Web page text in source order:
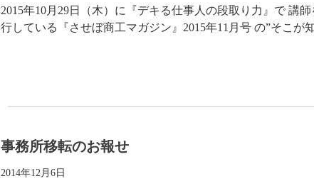
2015年10月29日（木）に『デキる仕事人の段取り力』で 講
行している『させぼ商工マガジン』2015年11月号 の”そこ
事務所移転のお報せ
2014年12月6日